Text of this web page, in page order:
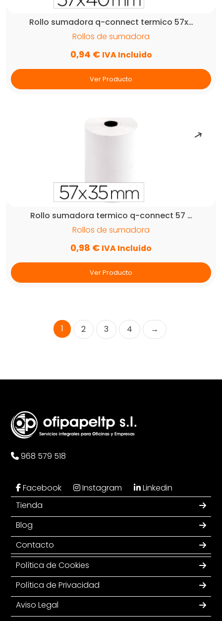
Rollo sumadora q-connect termico 57x…
Rollos de sumadora
0,94 € IVA Incluido
Ver Producto
Rollo sumadora termico q-connect 57 …
Rollos de sumadora
0,98 € IVA Incluido
Ver Producto
1 2 3 4 →
968 579 518
Facebook Instagram
Linkedin
Tienda
Blog
Contacto
Política de Cookies
Política de Privacidad
Aviso Legal